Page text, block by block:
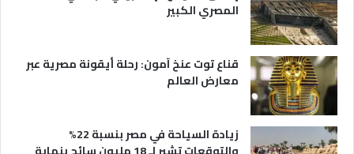
المصري الكبير
قناع توت عنخ آمون: رحلة أيقونة مصرية عبر
معارض العالم
زيادة السياحة في مصر بنسبة 22%